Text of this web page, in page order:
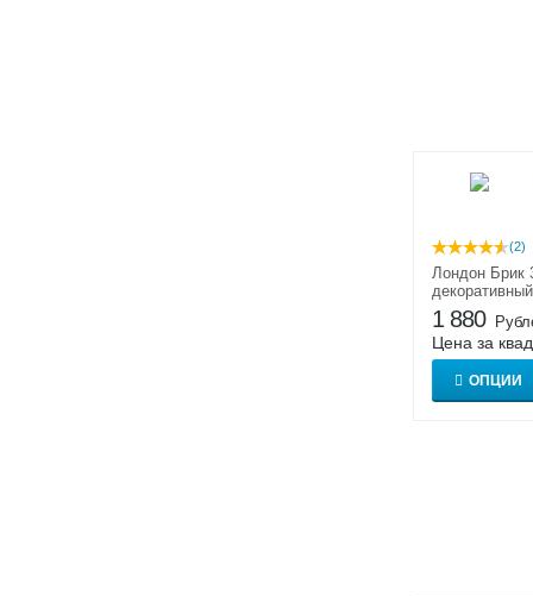
(2)
Лондон Брик
1 880
Цена за
ОПЦИИ